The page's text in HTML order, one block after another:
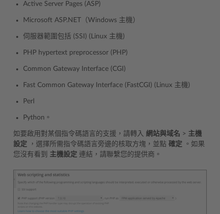
Active Server Pages (ASP)
Microsoft ASP.NET（Windows 主機）
伺服器範圍包括 (SSI) (Linux 主機)
PHP hypertext preprocessor (PHP)
Common Gateway Interface (CGI)
Fast Common Gateway Interface (FastCGI) (Linux 主機)
Perl
Python。
如要啟用對某個指令碼語言的支援，請轉入 網站與域名 > 主機
設定 ，選擇所需指令碼語言旁邊的核取方塊，並點 確定 。如果
您沒有看到 主機設定 連結，請聯繫您的提供商。